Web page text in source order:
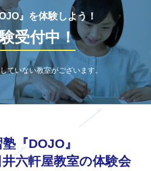
』を体験しよう！
受付中！
ていない教室がございます。
『DOJO』
六軒屋教室の体験会